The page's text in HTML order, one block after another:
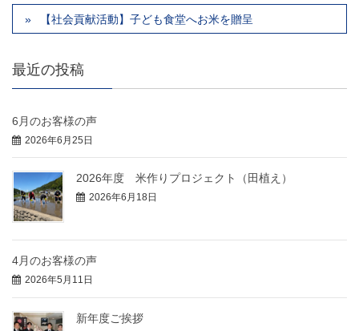
【社会貢献活動】子ども食堂へお米を贈呈
最近の投稿
6月のお客様の声
2026年6月25日
2026年度 米作りプロジェクト（田植え）
2026年6月18日
4月のお客様の声
2026年5月11日
新年度ご挨拶